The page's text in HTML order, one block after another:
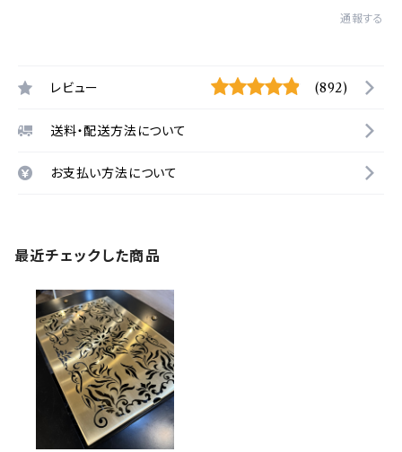
通報する
レビュー (892)
送料・配送方法について
お支払い方法について
最近チェックした商品